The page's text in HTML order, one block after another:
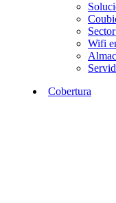
Wifi
Cobertura